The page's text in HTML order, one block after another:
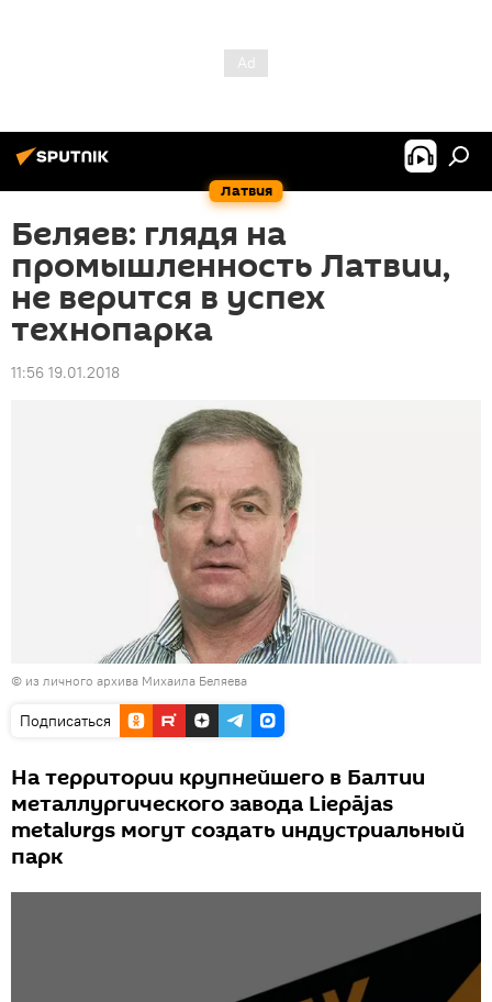
Латвия
Беляев: глядя на
промышленность Латвии,
не верится в успех
технопарка
11:56 19.01.2018
© из личного архива Михаила Беляева
Подписаться
На территории крупнейшего в Балтии
металлургического завода Liepājas
metalurgs могут создать индустриальный
парк